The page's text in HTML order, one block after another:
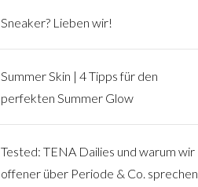
Sneaker? Lieben wir!
Summer Skin | 4 Tipps für den
perfekten Summer Glow
Tested: TENA Dailies und warum wir
offener über Periode & Co. sprechen